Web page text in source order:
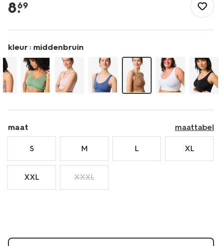
voorgevormde-
zonder-
beugel-
naadloos-
middenbruin-
21807190MIDBROWN.html
8.
69
kleur : middenbruin
maat maattabel
S M L XL
XXL XXXL